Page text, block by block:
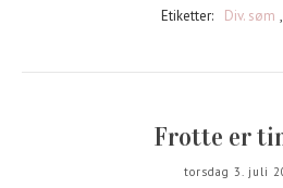
Etiketter:
Div. søm ,
Frotte er
torsdag 3. juli